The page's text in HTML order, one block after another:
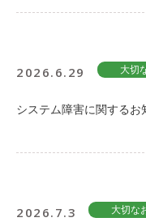
2026.6.29 大切
システム障害に関するお
2026.7.3 大切な